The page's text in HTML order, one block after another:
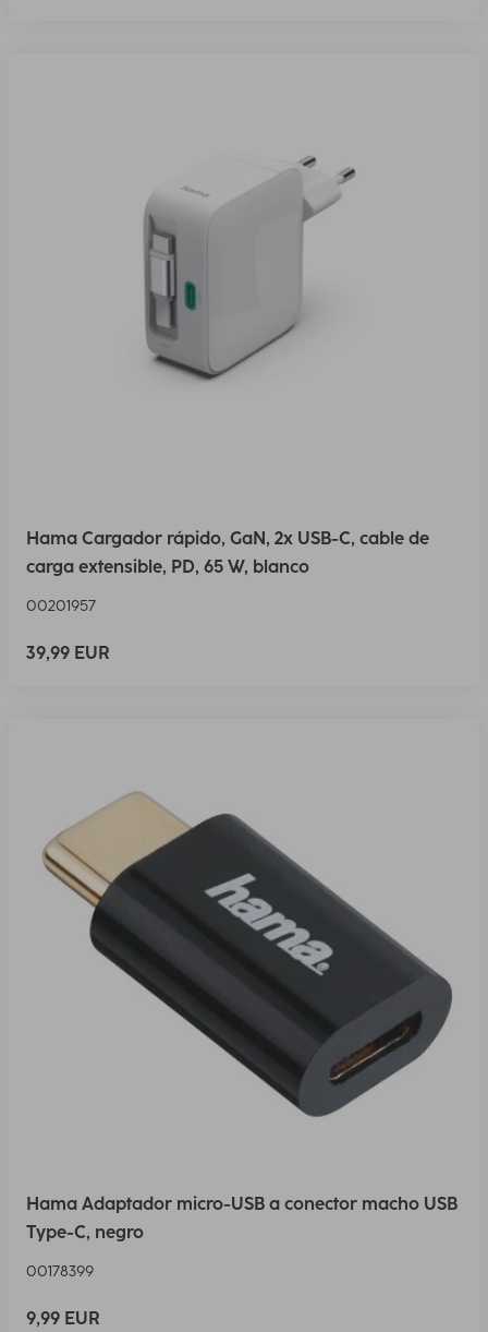
Hama Cargador rápido, GaN, 2x USB-C, cable de
carga extensible, PD, 65 W, blanco
00201957
39,99 EUR
Hama Adaptador micro-USB a conector macho USB
Type-C, negro
00178399
9,99 EUR